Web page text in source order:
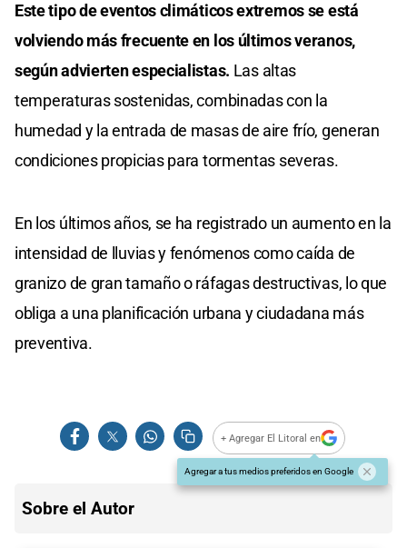
Este tipo de eventos climáticos extremos se está
volviendo más frecuente en los últimos veranos,
según advierten especialistas. Las altas
temperaturas sostenidas, combinadas con la
humedad y la entrada de masas de aire frío, generan
condiciones propicias para tormentas severas.
En los últimos años, se ha registrado un aumento en la
intensidad de lluvias y fenómenos como caída de
granizo de gran tamaño o ráfagas destructivas, lo que
obliga a una planificación urbana y ciudadana más
preventiva.
+ Agregar El Litoral en
Agregar a tus medios preferidos en Google
Sobre el Autor